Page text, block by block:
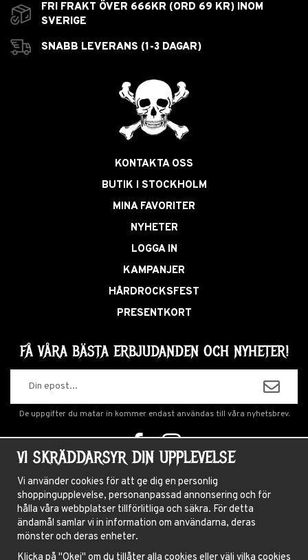
FRI FRAKT ÖVER 666KR (ORD 69 KR) INOM
SVERIGE
SNABB LEVERANS (1-3 DAGAR)
KONTAKTA OSS
BUTIK I STOCKHOLM
MINA FAVORITER
NYHETER
LOGGA IN
KAMPANJER
HÅRDROCKSFEST
PRESENTKORT
FÅ VÅRA BÄSTA ERBJUDANDEN OCH NYHETER!
De uppgifter du matar in kommer endast användas till våra nyhetsbrev.
OM OSS
NYHETSBREV
OM COOKIES
FRÅGOR OCH SVAR
VI SKRÄDDARSYR DIN UPPLEVELSE
Vi använder cookies för att ge dig en personlig
shoppingupplevelse, personanpassad annonsering och för
hålla våra webbplatser tillförlitliga och säkra. För detta
ändamål samlar vi in information om användarna, deras
mönster och deras enheter.